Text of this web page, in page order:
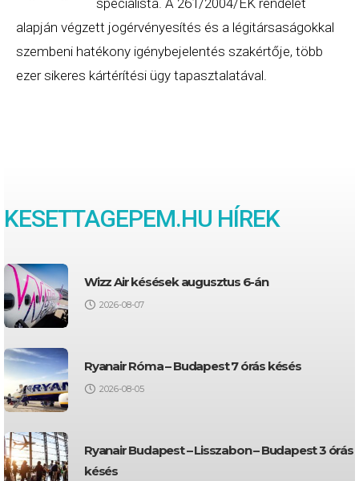
specialista. A 261/2004/EK rendelet
alapján végzett jogérvényesítés és a légitársaságokkal
szembeni hatékony igénybejelentés szakértője, több
ezer sikeres kártérítési ügy tapasztalatával.
KESETTAGEPEM.HU HÍREK
Wizz Air késések augusztus 6-án
2026-08-07
Ryanair Róma – Budapest 7 órás késés
2026-08-05
Ryanair Budapest – Lisszabon – Budapest 3 órás
késés